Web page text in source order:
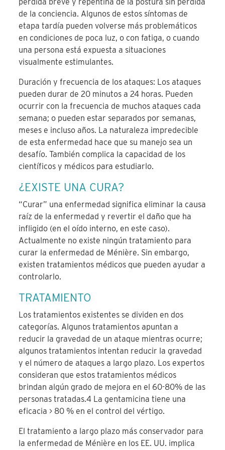
pérdida breve y repentina de la postura sin pérdida
de la conciencia. Algunos de estos síntomas de
etapa tardía pueden volverse más problemáticos
en condiciones de poca luz, o con fatiga, o cuando
una persona está expuesta a situaciones
visualmente estimulantes.
Duración y frecuencia de los ataques: Los ataques
pueden durar de 20 minutos a 24 horas. Pueden
ocurrir con la frecuencia de muchos ataques cada
semana; o pueden estar separados por semanas,
meses e incluso años. La naturaleza impredecible
de esta enfermedad hace que su manejo sea un
desafío. También complica la capacidad de los
científicos y médicos para estudiarlo.
¿EXISTE UNA CURA?
“Curar” una enfermedad significa eliminar la causa
raíz de la enfermedad y revertir el daño que ha
infligido (en el oído interno, en este caso).
Actualmente no existe ningún tratamiento para
curar la enfermedad de Ménière. Sin embargo,
existen tratamientos médicos que pueden ayudar a
controlarlo.
TRATAMIENTO
Los tratamientos existentes se dividen en dos
categorías. Algunos tratamientos apuntan a
reducir la gravedad de un ataque mientras ocurre;
algunos tratamientos intentan reducir la gravedad
y el número de ataques a largo plazo. Los expertos
consideran que estos tratamientos médicos
brindan algún grado de mejora en el 60-80% de las
personas tratadas.4 La gentamicina tiene una
eficacia > 80 % en el control del vértigo.
El tratamiento a largo plazo más conservador para
la enfermedad de Ménière en los EE. UU. implica